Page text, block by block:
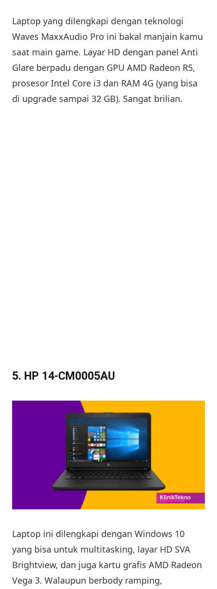
Laptop yang dilengkapi dengan teknologi
Waves MaxxAudio Pro ini bakal manjain kamu
saat main game. Layar HD dengan panel Anti
Glare berpadu dengan GPU AMD Radeon R5,
prosesor Intel Core i3 dan RAM 4G (yang bisa
di upgrade sampai 32 GB). Sangat brilian.
5. HP 14-CM0005AU
Laptop ini dilengkapi dengan Windows 10
yang bisa untuk multitasking, layar HD SVA
Brightview, dan juga kartu grafis AMD Radeon
Vega 3. Walaupun berbody ramping,